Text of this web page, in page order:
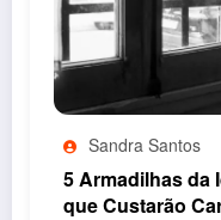
Sandra Santos
5 Armadilhas da
que Custarão